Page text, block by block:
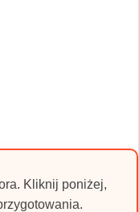
Kliknij poniżej,